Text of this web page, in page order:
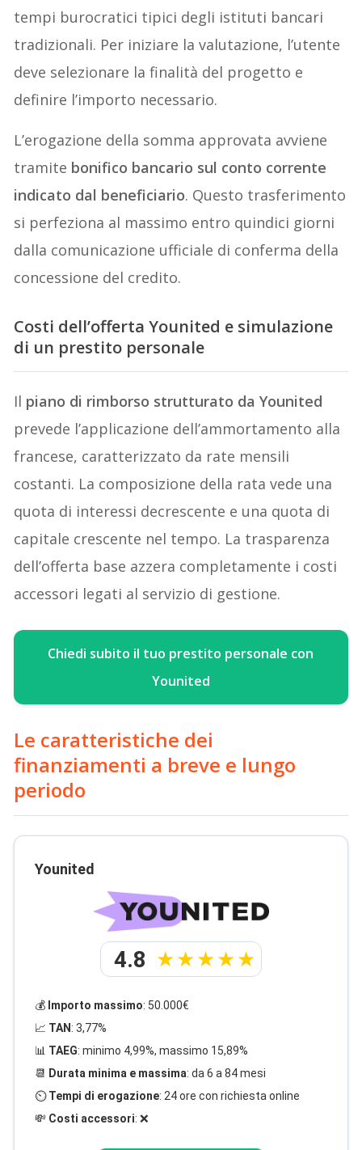
tempi burocratici tipici degli istituti bancari
tradizionali. Per iniziare la valutazione, l’utente
deve selezionare la finalità del progetto e
definire l’importo necessario.
L’erogazione della somma approvata avviene
tramite bonifico bancario sul conto corrente
indicato dal beneficiario. Questo trasferimento
si perfeziona al massimo entro quindici giorni
dalla comunicazione ufficiale di conferma della
concessione del credito.
Costi dell’offerta Younited e simulazione
di un prestito personale
Il piano di rimborso strutturato da Younited
prevede l’applicazione dell’ammortamento alla
francese, caratterizzato da rate mensili
costanti. La composizione della rata vede una
quota di interessi decrescente e una quota di
capitale crescente nel tempo. La trasparenza
dell’offerta base azzera completamente i costi
accessori legati al servizio di gestione.
Chiedi subito il tuo prestito personale con
Younited
Le caratteristiche dei
finanziamenti a breve e lungo
periodo
Younited
4.8
💰 Importo massimo: 50.000€
📈 TAN : 3,77%
📊 TAEG: minimo 4,99%, massimo 15,89%
📆 Durata minima e massima: da 6 a 84 mesi
⏲️Tempi di erogazione: 24 ore con richiesta online
💸 Costi accessori: ❌